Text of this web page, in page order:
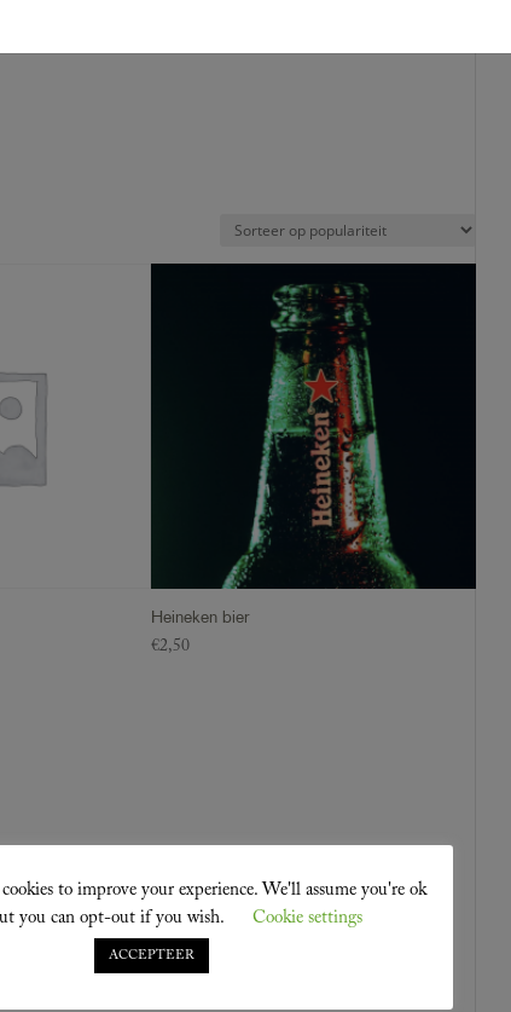
Heineken bier
€2,50
cookies to improve your experience. We'll assume you're ok
you can opt-out if you wish.
Cookie settings
ACCEPTEER